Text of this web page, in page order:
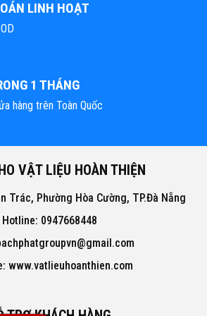
LINH HOẠT
1 THÁNG
hàng trên Toàn Quốc
VẬT LIỆU HOÀN THIỆN
Trác, Phường Hòa Cường, TP.Đà Nẵng
Hotline: 0947668448
www.vatlieuhoanthien.com